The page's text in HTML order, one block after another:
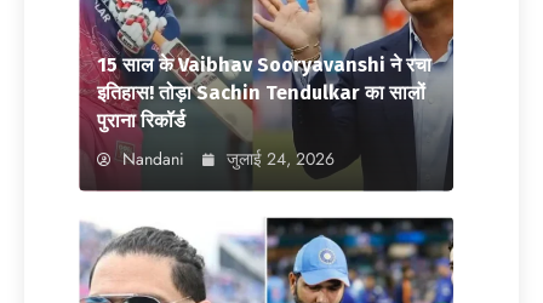
15 साल के Vaibhav Sooryavanshi ने रचा
इतिहास! तोड़ा Sachin Tendulkar का सालों
पुराना रिकॉर्ड
Nandani जुलाई 24, 2026